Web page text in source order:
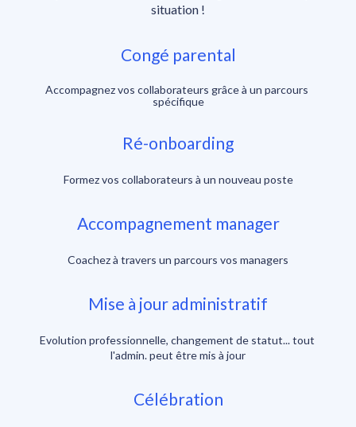
situation !
Congé parental
Accompagnez vos collaborateurs grâce à un parcours
spécifique
Ré-onboarding
Formez vos collaborateurs à un nouveau poste
Accompagnement manager
Coachez à travers un parcours vos managers
Mise à jour administratif
Evolution professionnelle, changement de statut... tout
l'admin. peut être mis à jour
Célébration